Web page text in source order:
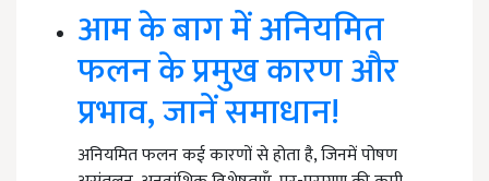
आम के बाग में अनियमित
फलन के प्रमुख कारण और
प्रभाव, जानें समाधान!
अनियमित फलन कई कारणों से होता है, जिनमें पोषण